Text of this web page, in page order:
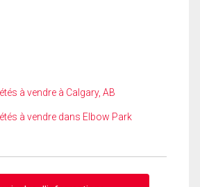
à vendre à Calgary, AB
à vendre dans Elbow Park